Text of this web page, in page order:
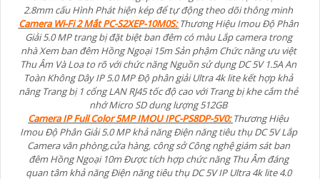
2.8mm cấu Hình Phát hiện kép để tự động theo dõi thông minh
Camera Wi-Fi 2 Mắt PC-S2XEP-10M0S:Thương Hiệu Imou Độ Phân
Giải 5.0 MP trang bị đặt biệt ban đêm có màu Lắp camera trong
nhà Xem ban đêm Hồng Ngoại 15m Sản phậm Chức năng ưu việt
Thu Âm Và Loa to rõ với chức năng Nguồn sử dụng DC 5V 1.5A An
Toàn Không Dây IP 5.0 MP Độ phân giải Ultra 4k lite kết hợp khả
năng Trang bị 1 cổng LAN RJ45 tốc độ cao với Trang bị khe cắm thẻ
nhớ Micro SD dung lượng 512GB
Camera IP Full Color 5MP IMOU IPC-PS8DP-5V0:Thương Hiệu
Imou Độ Phân Giải 5.0 MP khả năng Điện năng tiêu thụ DC 5V Lắp
Camera văn phòng,cửa hàng, công sở Công nghệ giám sát ban
đêm Hồng Ngoại 10m Được tích hợp chức năng Thu Âm đáng
quan tâm khả năng Điện năng tiêu thụ DC 5V IP Ultra 4k lite 4.0